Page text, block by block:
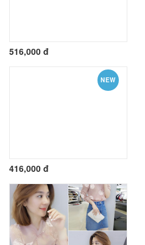
516,000 đ
NEW
416,000 đ